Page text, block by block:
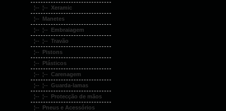
¦-- ¦-- Xeramic
¦-- Manetes
¦-- ¦-- Embraiagem
¦-- ¦-- Travão
¦-- Pistons
¦-- Plásticos
¦-- ¦-- Carenagem
¦-- ¦-- Guarda-lamas
¦-- ¦-- Protecção de mãos
¦-- Pneus e Acessórios